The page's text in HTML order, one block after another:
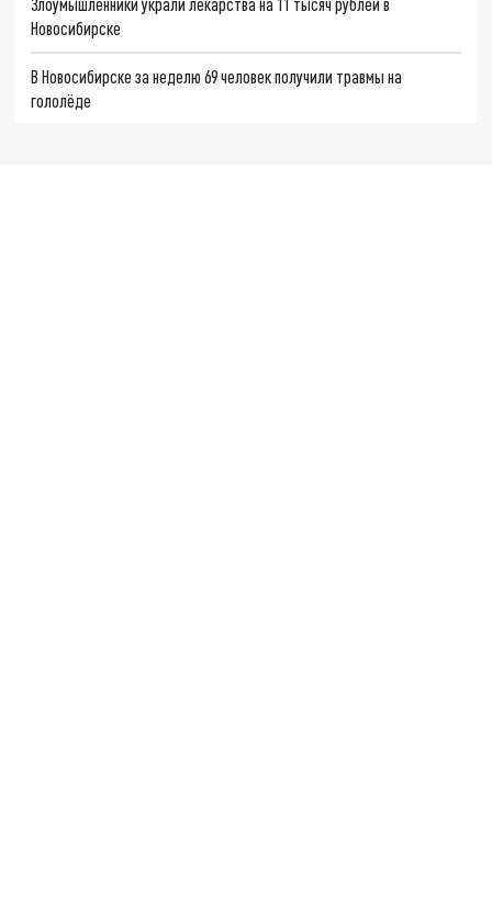
Новосибирске
В Новосибирске за неделю 69 человек получили травмы на
гололёде